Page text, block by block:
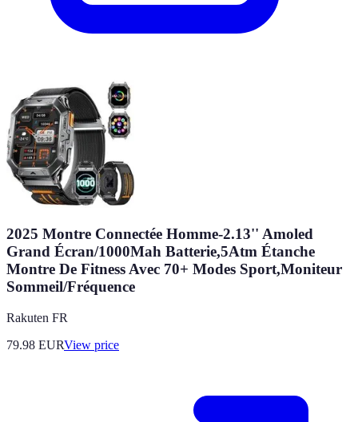
2025 Montre Connectée Homme-2.13'' Amoled
Grand Écran/1000Mah Batterie,5Atm Étanche
Montre De Fitness Avec 70+ Modes Sport,Moniteur
Sommeil/Fréquence
Rakuten FR
79.98 EURView price